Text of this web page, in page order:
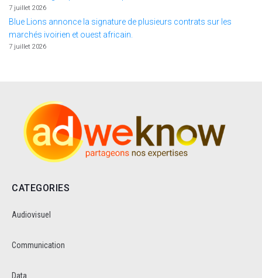
7 juillet 2026
Blue Lions annonce la signature de plusieurs contrats sur les
marchés ivoirien et ouest africain.
7 juillet 2026
CATEGORIES
Audiovisuel
Communication
Data